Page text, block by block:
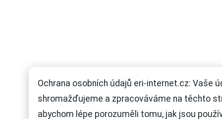
Ochrana osobních údajů eri-internet.cz: Vaše
shromažďujeme a zpracováváme na těchto
abychom lépe porozuměli tomu, jak jsou